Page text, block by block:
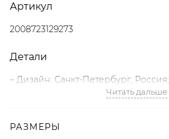
Артикул
2008723129273
Детали
– Дизайн: Санкт-Петербург, Россия;
– Высокий воротник;
Читать дальше
РАЗМЕРЫ